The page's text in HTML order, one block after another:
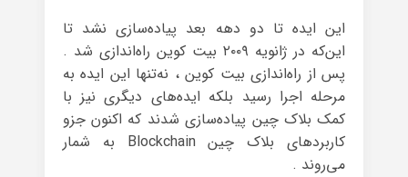
این ایده تا دو دهه بعد پیاده‌سازی نشد تا
این‌که در ژانویه ۲۰۰۹ بیت کوین راه‌اندازی شد .
پس از راه‌اندازی بیت کوین ، نه‌تنها این ایده به
مرحله اجرا رسید بلکه ایده‌های دیگری نیز با
کمک بلاک چین پیاده‌سازی شدند که اکنون جزو
کاربردهای بلاک چین Blockchain به شمار
می‌روند .